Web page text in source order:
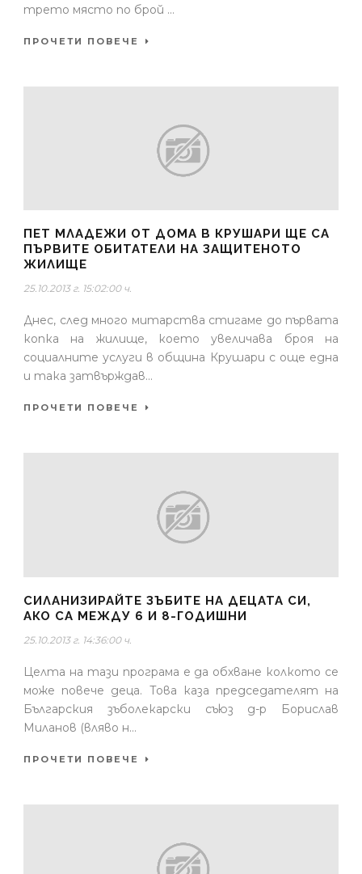
трето място по брой ...
ПРОЧЕТИ ПОВЕЧЕ
ПЕТ МЛАДЕЖИ ОТ ДОМА В КРУШАРИ ЩЕ СА
ПЪРВИТЕ ОБИТАТЕЛИ НА ЗАЩИТЕНОТО
ЖИЛИЩЕ
25.10.2013 г. 15:02:00 ч.
Днес, след много митарства стигаме до първата
копка на жилище, което увеличава броя на
социалните услуги в община Крушари с още една
и така затвърждав...
ПРОЧЕТИ ПОВЕЧЕ
СИЛАНИЗИРАЙТЕ ЗЪБИТЕ НА ДЕЦАТА СИ,
АКО СА МЕЖДУ 6 И 8-ГОДИШНИ
25.10.2013 г. 14:36:00 ч.
Целта на тази програма е да обхване колкото се
може повече деца. Това каза председателят на
Българския зъболекарски съюз д-р Борислав
Миланов (вляво н...
ПРОЧЕТИ ПОВЕЧЕ